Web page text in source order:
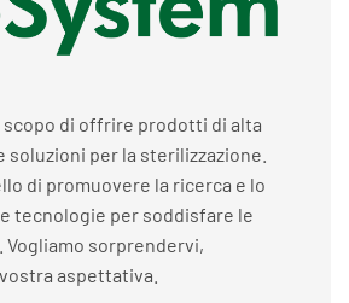
scopo di offrire prodotti di alta
per la sterilizzazione.
di promuovere la ricerca e lo
tecnologie per soddisfare le
sorprendervi,
aspettativa.